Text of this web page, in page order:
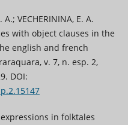
A.; VECHERININA, E. A.
with object clauses in the
english and french
v. 7, n. esp. 2,
DOI:
expressions in folktales